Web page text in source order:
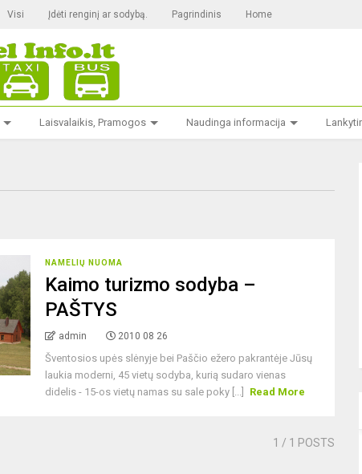
Visi Įdėti renginį ar sodybą. Pagrindinis Home
Laisvalaikis, Pramogos Naudinga informacija
NAMELIŲ NUOMA
Kaimo turizmo sodyba –
PAŠTYS
admin 2010 08 26
Šventosios upės slėnyje bei Paščio ežero pakrantėje Jūsų
laukia moderni, 45 vietų sodyba, kurią sudaro vienas
didelis - 15-os vietų namas su sale poky [...]
Read More
1 / 1 POSTS